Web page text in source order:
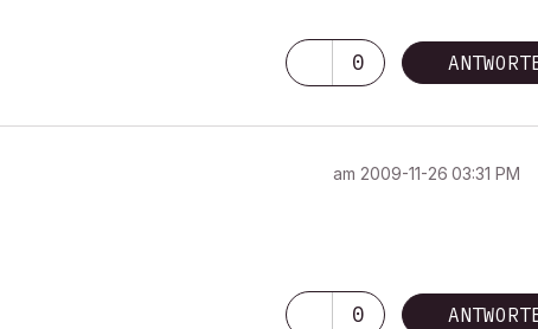
0
am ‎2009-11-26 03:31 PM
0